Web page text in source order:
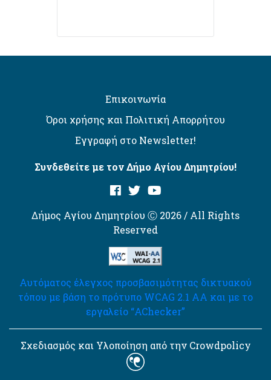
Επικοινωνία
Όροι χρήσης και Πολιτική Απορρήτου
Εγγραφή στο Newsletter!
Συνδεθείτε με τον Δήμο Αγίου Δημητρίου!
Δήμος Αγίου Δημητρίου Ⓒ 2026 / All Rights
Reserved
Αυτόματος έλεγχος προσβασιμότητας δικτυακού
τόπου με βάση το πρότυπο WCAG 2.1 AA και με το
εργαλείο “AChecker”
Σχεδιασμός και Υλοποίηση από την Crowdpolicy